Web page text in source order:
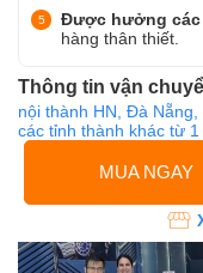
Được hưởng các
hàng thân thiết.
Thông tin vận
nội thành HN, Đà Nẵng,
các tỉnh thành khác từ
MUA NGAY